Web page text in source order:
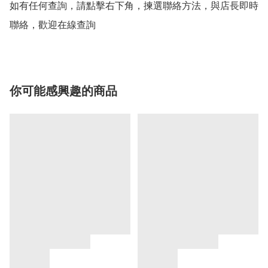
如有任何查詢，請點擊右下角，揀選聯絡方法，與店長即時
聯絡，歡迎在線查詢
你可能感興趣的商品